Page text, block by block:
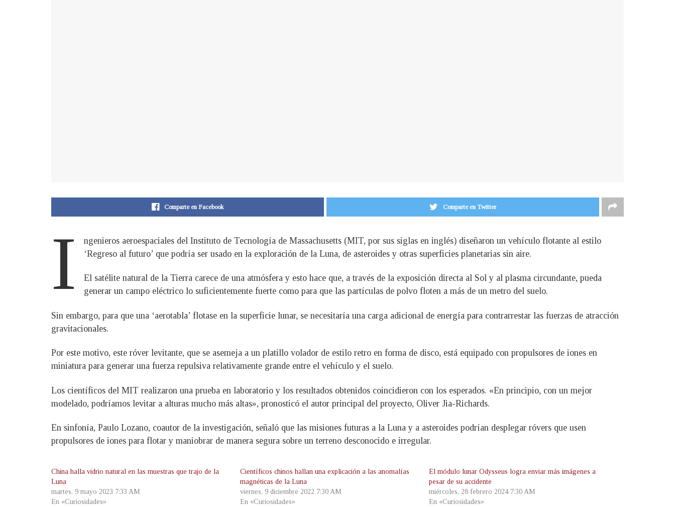
Comparte en Facebook Comparte en Twitter
I
ngenieros aeroespaciales del Instituto de Tecnología de Massachusetts (MIT, por sus siglas en inglés) diseñaron un vehículo flotante al estilo
‘Regreso al futuro’ que podría ser usado en la exploración de la Luna, de asteroides y otras superficies planetarias sin aire.
El satélite natural de la Tierra carece de una atmósfera y esto hace que, a través de la exposición directa al Sol y al plasma circundante, pueda
generar un campo eléctrico lo suficientemente fuerte como para que las partículas de polvo floten a más de un metro del suelo.
Sin embargo, para que una ‘aerotabla’ flotase en la superficie lunar, se necesitaría una carga adicional de energía para contrarrestar las fuerzas de atracción
gravitacionales.
Por este motivo, este róver levitante, que se asemeja a un platillo volador de estilo retro en forma de disco, está equipado con propulsores de iones en
miniatura para generar una fuerza repulsiva relativamente grande entre el vehículo y el suelo.
Los científicos del MIT realizaron una prueba en laboratorio y los resultados obtenidos coincidieron con los esperados. «En principio, con un mejor
modelado, podríamos levitar a alturas mucho más altas», pronosticó el autor principal del proyecto, Oliver Jia-Richards.
En sinfonía, Paulo Lozano, coautor de la investigación, señaló que las misiones futuras a la Luna y a asteroides podrían desplegar róvers que usen
propulsores de iones para flotar y maniobrar de manera segura sobre un terreno desconocido e irregular.
China halla vidrio natural en las muestras que trajo de la
Luna
martes, 9 mayo 2023 7:33 AM
En «Curiosidades»
Científicos chinos hallan una explicación a las anomalías
magnéticas de la Luna
viernes, 9 diciembre 2022 7:30 AM
En «Curiosidades»
El módulo lunar Odysseus logra enviar más imágenes a
pesar de su accidente
miércoles, 28 febrero 2024 7:30 AM
En «Curiosidades»